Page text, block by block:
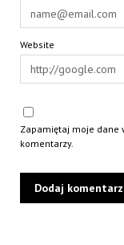
Website
Zapamiętaj moje dane
komentarzy.